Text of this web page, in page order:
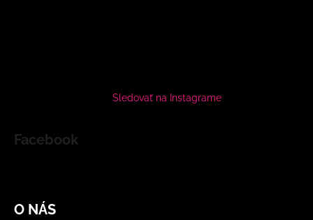
Sledovať na Instagrame
Facebook
O NÁS